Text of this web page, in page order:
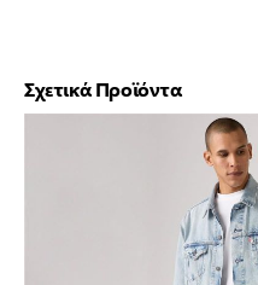
Σχετικά Προϊόντα